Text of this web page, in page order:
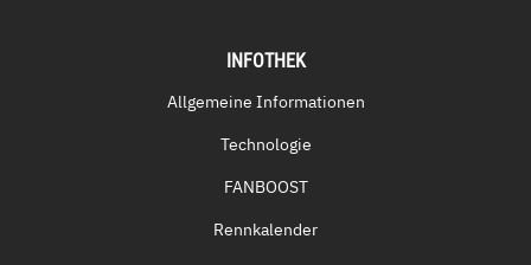
INFOTHEK
Allgemeine Informationen
Technologie
FANBOOST
Rennkalender